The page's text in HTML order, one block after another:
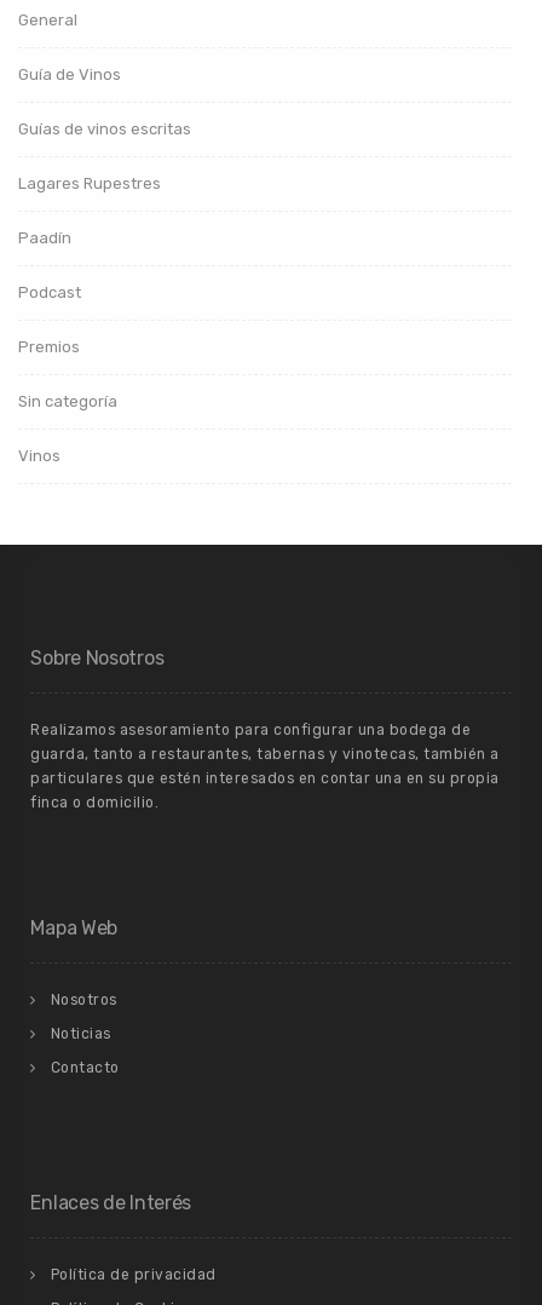
General
Guía de Vinos
Guías de vinos escritas
Lagares Rupestres
Paadín
Podcast
Premios
Sin categoría
Vinos
Sobre Nosotros
Realizamos asesoramiento para configurar una bodega de
guarda, tanto a restaurantes, tabernas y vinotecas, también a
particulares que estén interesados en contar una en su propia
finca o domicilio.
Mapa Web
Nosotros
Noticias
Contacto
Enlaces de Interés
Política de privacidad